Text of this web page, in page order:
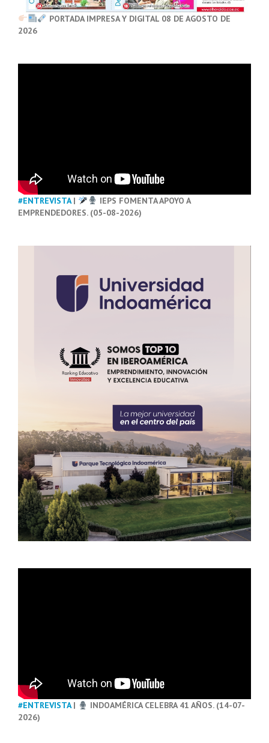
PORTADA IMPRESA Y DIGITAL 08 DE AGOSTO DE
2026
#ENTREVISTA|
IEPS FOMENTA APOYO A
EMPRENDEDORES. (05-08-2026)
#ENTREVISTA|
INDOAMÉRICA CELEBRA 41 AÑOS. (14-07-
2026)